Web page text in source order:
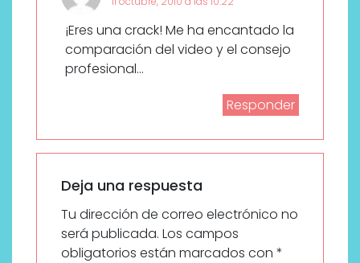
¡Eres una crack! Me ha encantado la
comparación del video y el consejo
profesional…
Responder
Deja una respuesta
Tu dirección de correo electrónico no
será publicada. Los campos
obligatorios están marcados con *